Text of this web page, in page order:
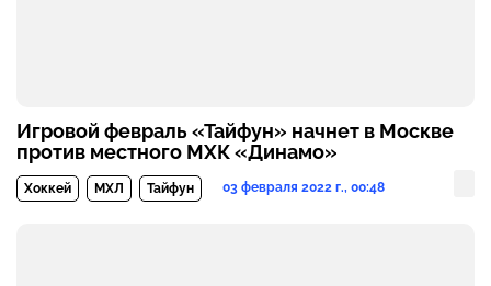
Игровой февраль «Тайфун» начнет в Москве
против местного МХК «Динамо»
Хоккей МХЛ Тайфун 03 февраля 2022 г., 00:48